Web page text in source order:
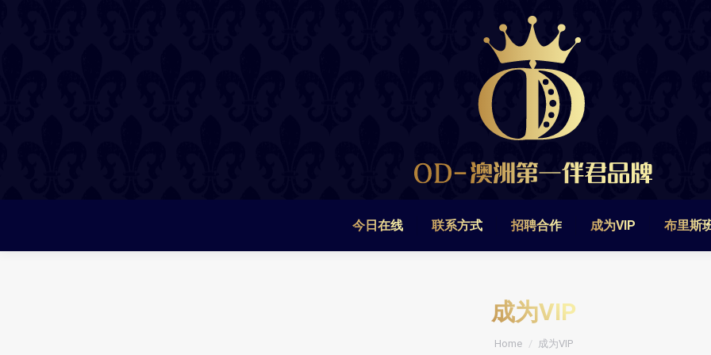
今日在线 联系方式 招聘合作 成为VIP 布里斯
成为VIP
You are here:
Home 成为VIP
招聘合作